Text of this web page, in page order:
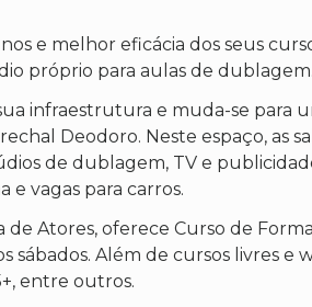
e melhor eficácia dos seus
próprio para aulas de dublagem.
infraestrutura e muda-se para
Deodoro. Neste espaço, as
de dublagem, TV e
e vagas para carros.
Atores, oferece Curso de
Além de cursos livres e
entre outros.